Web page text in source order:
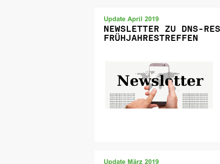
Update April 2019
NEWSLETTER ZU DNS-
FRÜHJAHRESTREFFEN
Update März 2019